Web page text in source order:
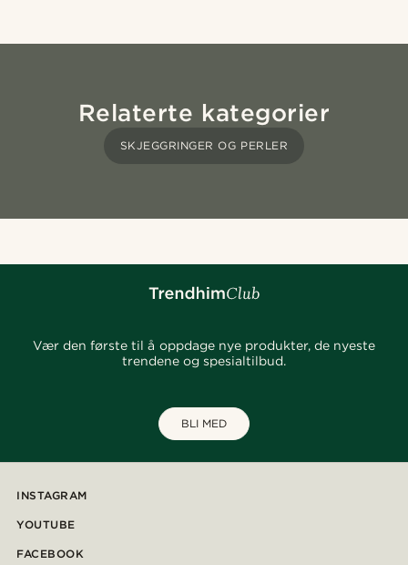
Relaterte kategorier
SKJEGGRINGER OG PERLER
Vær den første til å oppdage nye produkter, de nyeste
trendene og spesialtilbud.
BLI MED
INSTAGRAM
YOUTUBE
FACEBOOK